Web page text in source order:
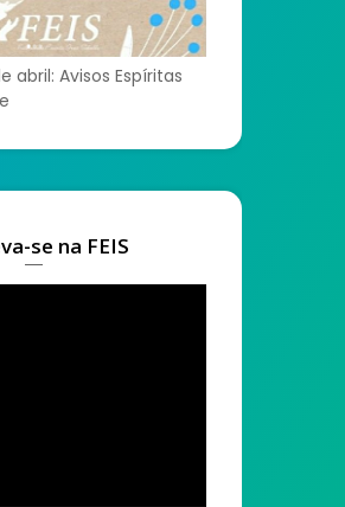
abril: Avisos Espíritas
se na FEIS